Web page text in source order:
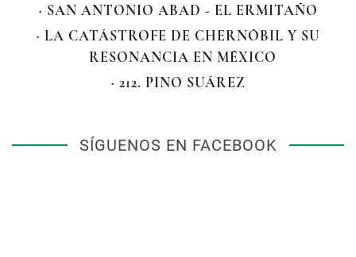
· SAN ANTONIO ABAD - EL ERMITAÑO
· LA CATÁSTROFE DE CHERNÓBIL Y SU
RESONANCIA EN MÉXICO
· 212. PINO SUÁREZ
SÍGUENOS EN FACEBOOK